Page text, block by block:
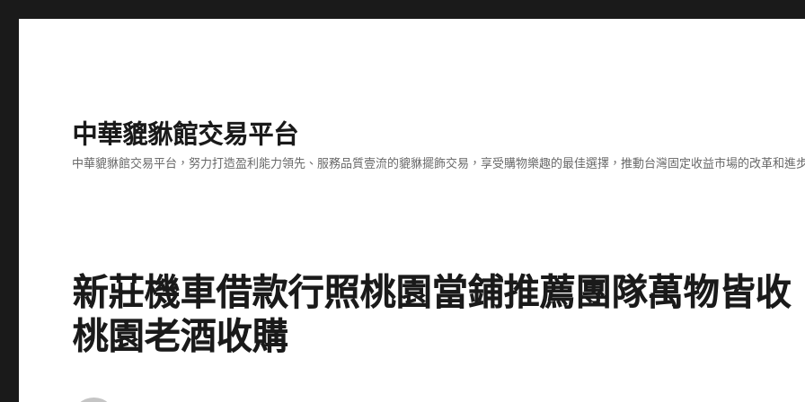
中華貔貅館交易平台
中華貔貅館交易平台，努力打造盈利能力領先、服務品質壹流的貔貅擺飾交易，享受購物樂趣的最佳選擇，推動台灣固定收益市場的改革和進
新莊機車借款行照桃園當鋪推薦團隊萬物皆收
桃園老酒收購